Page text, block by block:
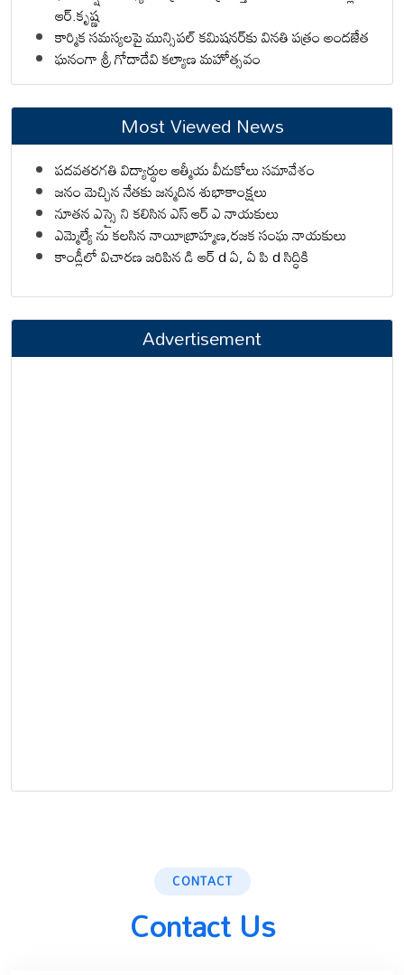
ఆర్.కృష్ణ
కార్మిక సమస్యలపై మున్సిపల్ కమిషనర్‌కు వినతి పత్రం అందజేత
ఘనంగా శ్రీ గోదాదేవి కల్యాణ మహోత్సవం
Most Viewed News
పదవతరగతి విద్యార్థుల ఆత్మీయ వీడుకోలు సమావేశం
జనం మెచ్చిన నేతకు జన్మదిన శుభాకాంక్షలు
నూతన ఎస్సై ని కలిసిన ఎస్ ఆర్ ఎ నాయకులు
ఎమ్మెల్యే ను కలసిన నాయీబ్రాహ్మణ,రజక సంఘ నాయకులు
కాండ్లీలో విచారణ జరిపిన డి ఆర్ d ఏ, ఏ పి d సిద్ధికి
Advertisement
CONTACT
Contact Us